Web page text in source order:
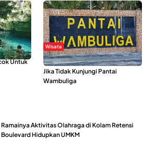
Untuk
Wisata
Berkunjung Ke Wakatobi, Nyesal
Jika Tidak Kunjungi Pantai
Wambuliga
Ramainya Aktivitas Olahraga di Kolam Retensi
Boulevard Hidupkan UMKM